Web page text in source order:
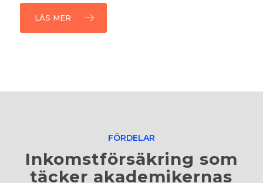
LÄS MER
FÖRDELAR
Inkomstförsäkring som
täcker akademikernas